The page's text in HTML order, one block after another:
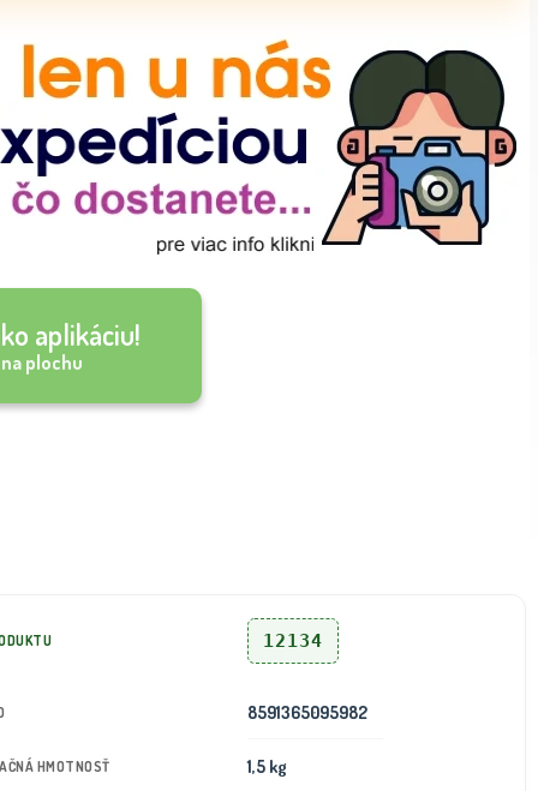
aplikáciu!
plochu
12134
8591365095982
HMOTNOSŤ 1,5 kg